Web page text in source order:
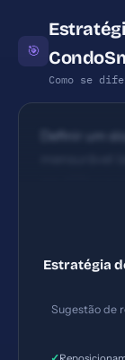
🎯
Como se
Definir um
com nossa
e casos de
Estratégia
Sugestão de